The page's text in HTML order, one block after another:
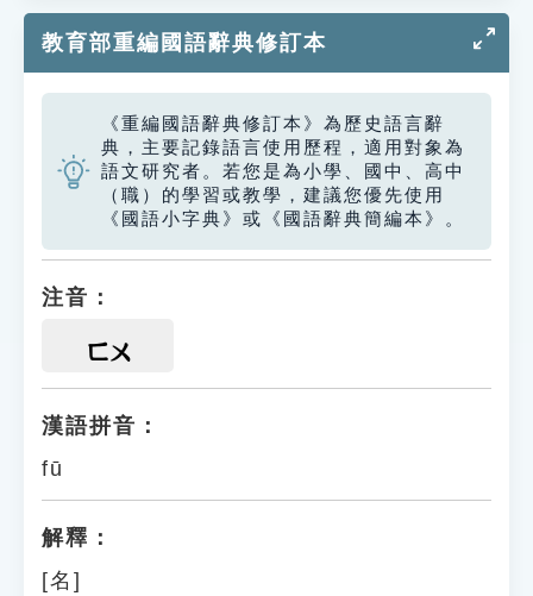
教育部重編國語辭典修訂本
《重編國語辭典修訂本》為歷史語言辭
典，主要記錄語言使用歷程，適用對象為
語文研究者。若您是為小學、國中、高中
（職）的學習或教學，建議您優先使用
《國語小字典》或《國語辭典簡編本》。
注音：
ㄈㄨ
漢語拼音：
fū
解釋：
[名]